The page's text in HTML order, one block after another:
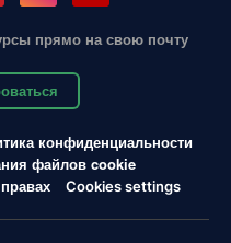
прямо на свою почту
конфиденциальности
файлов cookie
Cookies settings